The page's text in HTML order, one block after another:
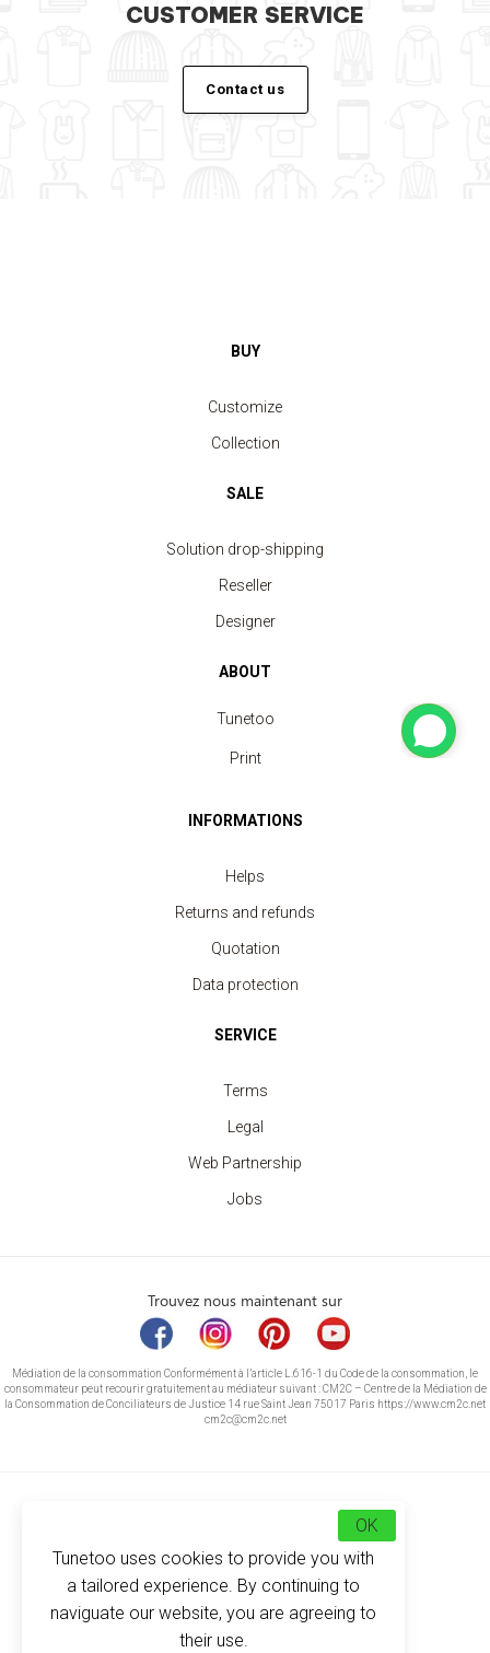
CUSTOMER SERVICE
Contact us
BUY
Customize
Collection
SALE
Solution drop-shipping
Reseller
Designer
ABOUT
Tunetoo
Print
INFORMATIONS
Helps
Returns and refunds
Quotation
Data protection
SERVICE
Terms
Legal
Web Partnership
Jobs
Trouvez nous maintenant sur
Médiation de la consommation Conformément à l’article L.616-1 du Code de la consommation, le
consommateur peut recourir gratuitement au médiateur suivant : CM2C – Centre de la Médiation de
la Consommation de Conciliateurs de Justice 14 rue Saint Jean 75017 Paris https://www.cm2c.net
cm2c@cm2c.net
© Copyright 2026
Tunetoo uses cookies to provide you with
a tailored experience. By continuing to
naviguate our website, you are agreeing to
their use.
OK